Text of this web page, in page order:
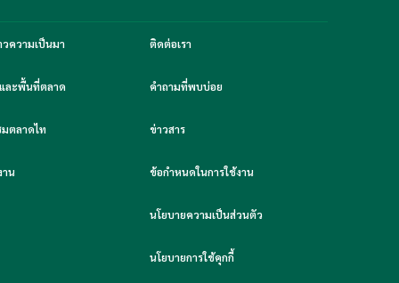
วความเป็นมา
ละพื้นที่ตลาด
ตลาดไท
าน
ติดต่อเรา
คำถามที่พบบ่อย
ข่าวสาร
ข้อกำหนดในการใช้งาน
นโยบายความเป็นส่วนตัว
นโยบายการใช้คุกกี้